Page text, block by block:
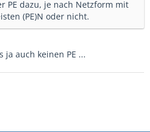
PE dazu, je nach Netzform mit
(PE)N oder nicht.
auch keinen PE ...